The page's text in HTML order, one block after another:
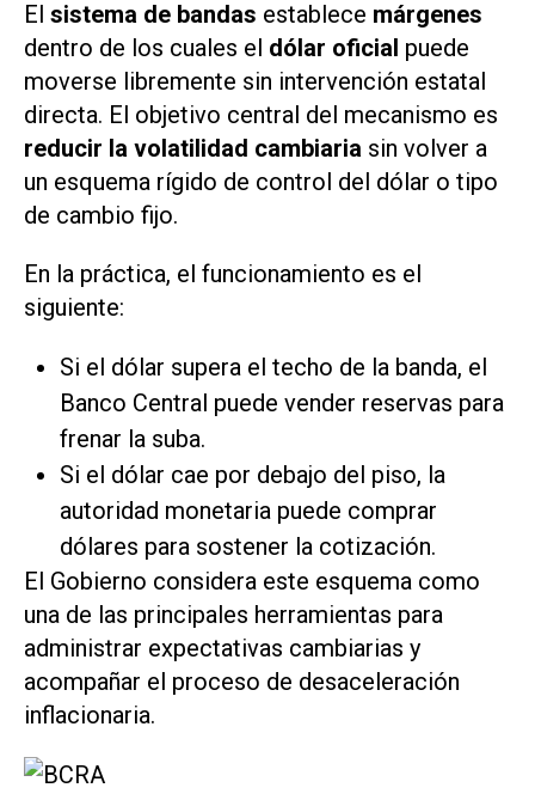
El sistema de bandas establece márgenes
dentro de los cuales el dólar oficial puede
moverse libremente sin intervención estatal
directa. El objetivo central del mecanismo es
reducir la volatilidad cambiaria sin volver a
un esquema rígido de control del dólar o tipo
de cambio fijo.
En la práctica, el funcionamiento es el
siguiente:
Si el dólar supera el techo de la banda, el
Banco Central puede vender reservas para
frenar la suba.
Si el dólar cae por debajo del piso, la
autoridad monetaria puede comprar
dólares para sostener la cotización.
El Gobierno considera este esquema como
una de las principales herramientas para
administrar expectativas cambiarias y
acompañar el proceso de desaceleración
inflacionaria.